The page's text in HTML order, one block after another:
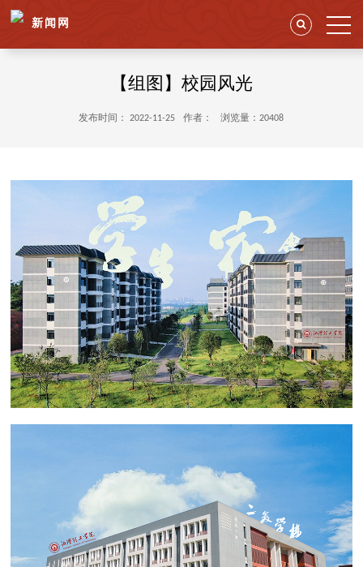
新闻网
【组图】校园风光
发布时间： 2022-11-25 作者： 浏览量：20408